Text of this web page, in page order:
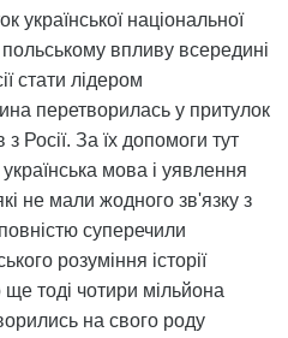
української національної
польському впливу всередині
стати лідером
перетворилась у притулок
з Росії. За їх допомоги тут
мова і уявлення
не мали жодного зв'язку з
суперечили
розуміння історії
тоді чотири мільйона
на свого роду